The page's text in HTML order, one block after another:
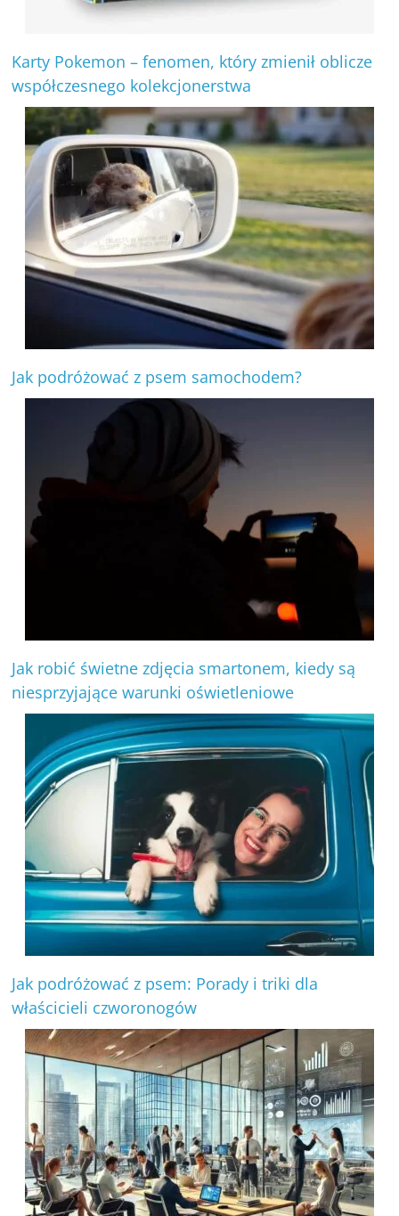
Karty Pokemon – fenomen, który zmienił oblicze
współczesnego kolekcjonerstwa
Jak podróżować z psem samochodem?
Jak robić świetne zdjęcia smartonem, kiedy są
niesprzyjające warunki oświetleniowe
Jak podróżować z psem: Porady i triki dla
właścicieli czworonogów